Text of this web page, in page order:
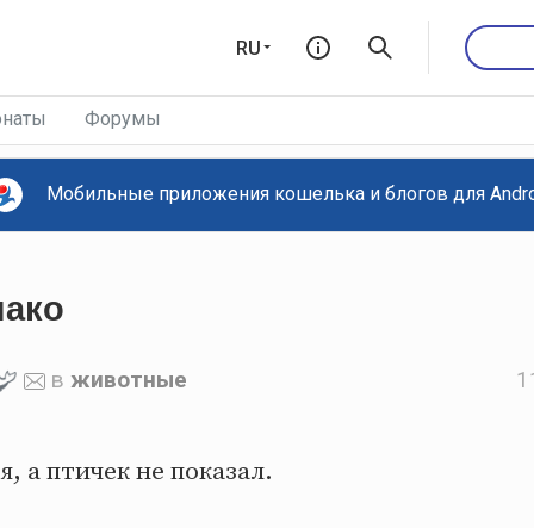
RU
Форумы
Мобильные приложения кошелька и блогов для
в животные
а птичек не показал.